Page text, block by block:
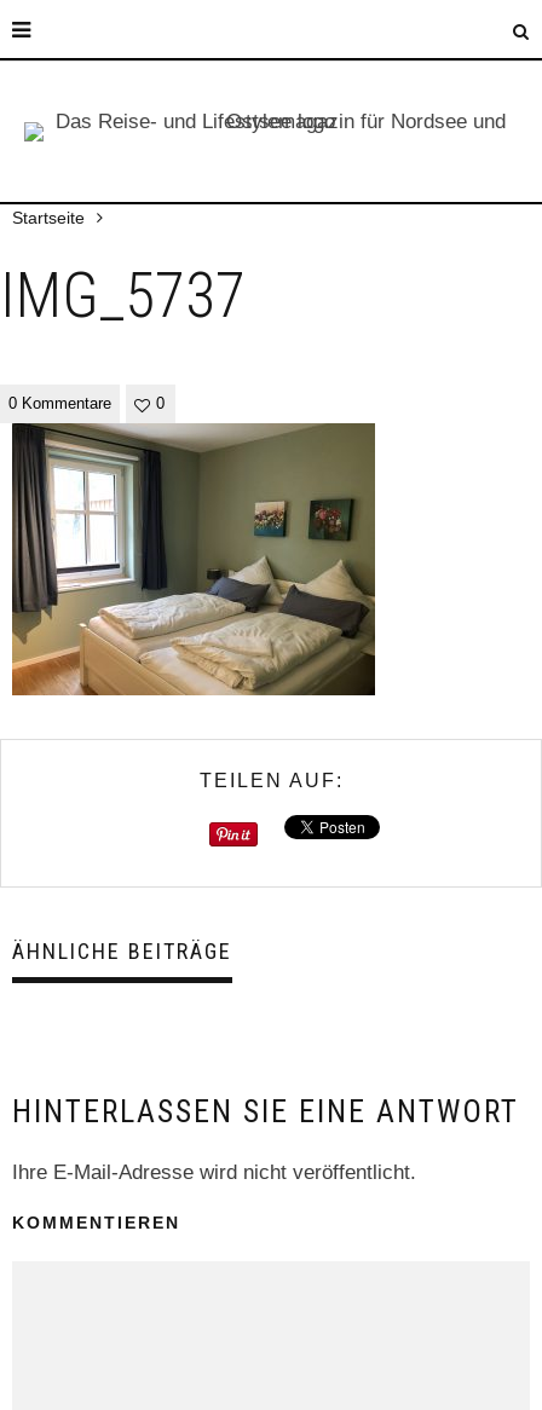
Startseite
IMG_5737
0 Kommentare 0
TEILEN AUF:
ÄHNLICHE BEITRÄGE
HINTERLASSEN SIE EINE ANTWORT
Ihre E-Mail-Adresse wird nicht veröffentlicht.
KOMMENTIEREN